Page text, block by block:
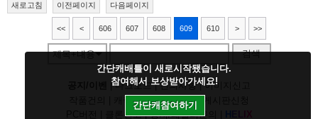
새로고침 이전페이지 다음페이지
<< < 606 607 608 609 610 > >>
제목+내용 검색
|다크모드|건의사항|이미지신고
캐릭건의|기타디비|
클론신고|정지/패널티문의 H X
간단캐배틀이 새로시작됐습니다.
참여해서 보상받아가세요!
간단캐참여하기